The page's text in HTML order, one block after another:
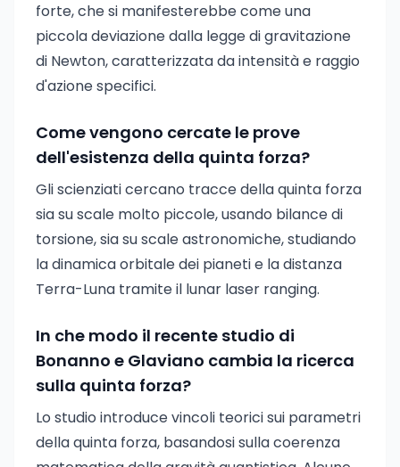
forte, che si manifesterebbe come una
piccola deviazione dalla legge di gravitazione
di Newton, caratterizzata da intensità e raggio
d'azione specifici.
Come vengono cercate le prove
dell'esistenza della quinta forza?
Gli scienziati cercano tracce della quinta forza
sia su scale molto piccole, usando bilance di
torsione, sia su scale astronomiche, studiando
la dinamica orbitale dei pianeti e la distanza
Terra-Luna tramite il lunar laser ranging.
In che modo il recente studio di
Bonanno e Glaviano cambia la ricerca
sulla quinta forza?
Lo studio introduce vincoli teorici sui parametri
della quinta forza, basandosi sulla coerenza